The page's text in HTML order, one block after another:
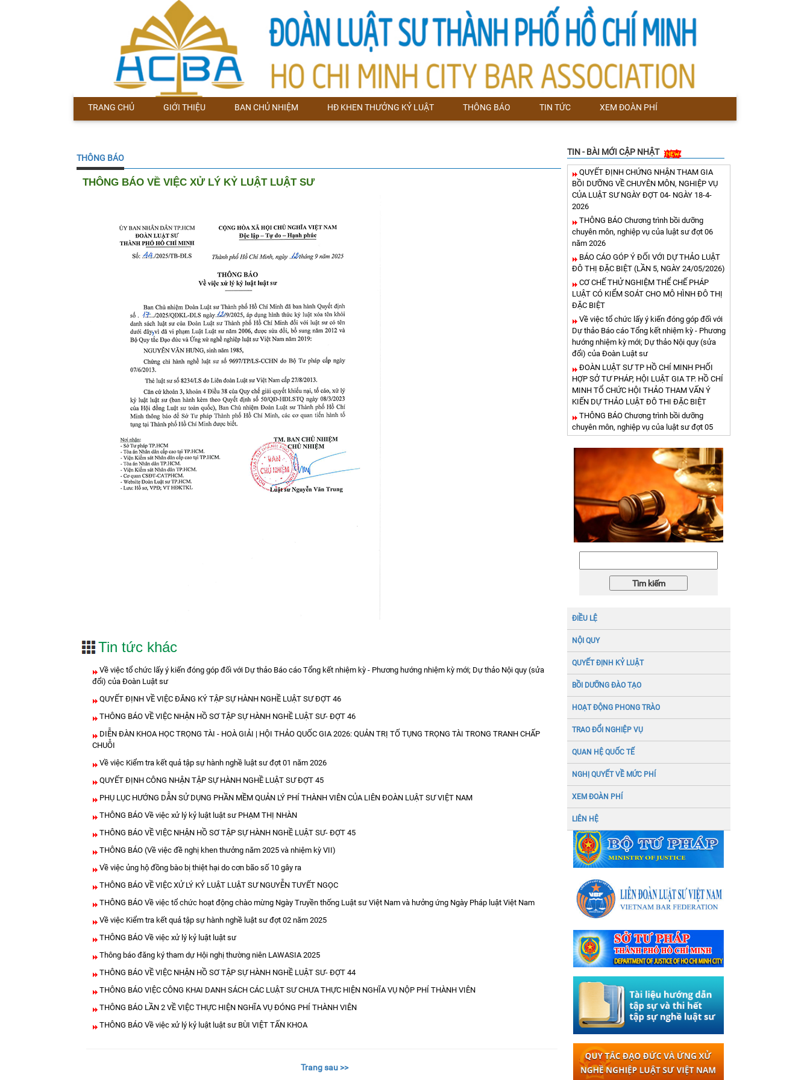
TRANG CHỦ GIỚI THIỆU BAN CHỦ NHIỆM HĐ KHEN THƯỞNG KỶ LUẬT THÔNG BÁO TIN TỨC XEM ĐOÀN PHÍ
THÔNG BÁO
THÔNG BÁO VỀ VIỆC XỬ LÝ KỶ LUẬT LUẬT SƯ
Tin tức khác
Về việc tổ chức lấy ý kiến đóng góp đối với Dự thảo Báo cáo Tổng kết nhiệm kỳ - Phương hướng nhiệm kỳ mới; Dự thảo Nội quy (sửa
đổi) của Đoàn Luật sư
QUYẾT ĐỊNH VỀ VIỆC ĐĂNG KÝ TẬP SỰ HÀNH NGHỀ LUẬT SƯ ĐỢT 46
THÔNG BÁO VỀ VIỆC NHẬN HỒ SƠ TẬP SỰ HÀNH NGHỀ LUẬT SƯ- ĐỢT 46
DIỄN ĐÀN KHOA HỌC TRỌNG TÀI - HOÀ GIẢI | HỘI THẢO QUỐC GIA 2026: QUẢN TRỊ TỐ TỤNG TRỌNG TÀI TRONG TRANH CHẤP
CHUỖI
Về việc Kiểm tra kết quả tập sự hành nghề luật sư đợt 01 năm 2026
QUYẾT ĐỊNH CÔNG NHẬN TẬP SỰ HÀNH NGHỀ LUẬT SƯ ĐỢT 45
PHỤ LỤC HƯỚNG DẪN SỬ DỤNG PHẦN MỀM QUẢN LÝ PHÍ THÀNH VIÊN CỦA LIÊN ĐOÀN LUẬT SƯ VIỆT NAM
THÔNG BÁO Về việc xử lý kỷ luật luật sư PHẠM THỊ NHÀN
THÔNG BÁO VỀ VIỆC NHẬN HỒ SƠ TẬP SỰ HÀNH NGHỀ LUẬT SƯ- ĐỢT 45
THÔNG BÁO (Về việc đề nghị khen thưởng năm 2025 và nhiệm kỳ VII)
Về việc ủng hộ đồng bào bị thiệt hại do cơn bão số 10 gây ra
THÔNG BÁO VỀ VIỆC XỬ LÝ KỶ LUẬT LUẬT SƯ NGUYỄN TUYẾT NGỌC
THÔNG BÁO Về việc tổ chức hoạt động chào mừng Ngày Truyền thống Luật sư Việt Nam và hưởng ứng Ngày Pháp luật Việt Nam
Về việc Kiểm tra kết quả tập sự hành nghề luật sư đợt 02 năm 2025
THÔNG BÁO Về việc xử lý kỷ luật luật sư
Thông báo đăng ký tham dự Hội nghị thường niên LAWASIA 2025
THÔNG BÁO VỀ VIỆC NHẬN HỒ SƠ TẬP SỰ HÀNH NGHỀ LUẬT SƯ- ĐỢT 44
THÔNG BÁO VIỆC CÔNG KHAI DANH SÁCH CÁC LUẬT SƯ CHƯA THỰC HIỆN NGHĨA VỤ NỘP PHÍ THÀNH VIÊN
THÔNG BÁO LẦN 2 VỀ VIỆC THỰC HIỆN NGHĨA VỤ ĐÓNG PHÍ THÀNH VIÊN
THÔNG BÁO Về việc xử lý kỷ luật luật sư BÙI VIỆT TẤN KHOA
Trang sau >>
TIN - BÀI MỚI CẬP NHẬT
QUYẾT ĐỊNH CHỨNG NHẬN THAM GIA
BỒI DƯỠNG VỀ CHUYÊN MÔN, NGHIỆP VỤ
CỦA LUẬT SƯ NGÀY ĐỢT 04- NGÀY 18-4-
2026
THÔNG BÁO Chương trình bồi dưỡng
chuyên môn, nghiệp vụ của luật sư đợt 06
năm 2026
BÁO CÁO GÓP Ý ĐỐI VỚI DỰ THẢO LUẬT
ĐÔ THỊ ĐẶC BIỆT (LẦN 5, NGÀY 24/05/2026)
CƠ CHẾ THỬ NGHIỆM THỂ CHẾ PHÁP
LUẬT CÓ KIỂM SOÁT CHO MÔ HÌNH ĐÔ THỊ
ĐẶC BIỆT
Về việc tổ chức lấy ý kiến đóng góp đối với
Dự thảo Báo cáo Tổng kết nhiệm kỳ - Phương
hướng nhiệm kỳ mới; Dự thảo Nội quy (sửa
đổi) của Đoàn Luật sư
ĐOÀN LUẬT SƯ TP HỒ CHÍ MINH PHỐI
HỢP SỞ TƯ PHÁP, HỘI LUẬT GIA TP. HỒ CHÍ
MINH TỔ CHỨC HỘI THẢO THAM VẤN Ý
KIẾN DỰ THẢO LUẬT ĐÔ THI ĐẶC BIỆT
THÔNG BÁO Chương trình bồi dưỡng
chuyên môn, nghiệp vụ của luật sư đợt 05
năm 2026
QUYẾT ĐỊNH CHỨNG NHẬN THAM GIA
BỒI DƯỠNG VỀ CHUYÊN MÔN, NGHIỆP VỤ
CỦA LUẬT SƯ NGÀY ĐỢT 03- NGÀY 18-4-
2026
QUYẾT ĐỊNH VỀ VIỆC ĐĂNG KÝ TẬP SỰ
HÀNH NGHỀ LUẬT SƯ ĐỢT 46
THÔNG BÁO Chương trình bồi dưỡng
chuyên môn, nghiệp vụ của luật sư đợt 04
ĐIỀU LỆ
NỘI QUY
QUYẾT ĐỊNH KỶ LUẬT
BỒI DƯỠNG ĐÀO TẠO
HOẠT ĐỘNG PHONG TRÀO
TRAO ĐỔI NGHIỆP VỤ
QUAN HỆ QUỐC TẾ
NGHỊ QUYẾT VỀ MỨC PHÍ
XEM ĐOÀN PHÍ
LIÊN HỆ